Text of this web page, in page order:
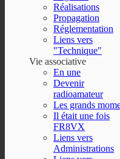
Réalisations
Propagation
Réglementation
Liens vers
"Technique"
Vie associative
En une
Devenir
radioamateur
Les grands
Il était une fois
FR8VX
Liens vers
Administrations